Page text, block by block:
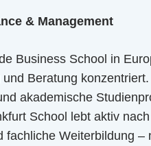
& Management
Business School in
Beratung
akademische
School lebt aktiv
Weiterbildung –